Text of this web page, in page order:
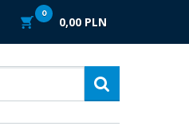
0
0,00 PLN